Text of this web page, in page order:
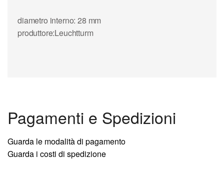
diametro interno: 28 mm
produttore:Leuchtturm
Pagamenti e Spedizioni
Guarda le modalità di pagamento
Guarda i costi di spedizione